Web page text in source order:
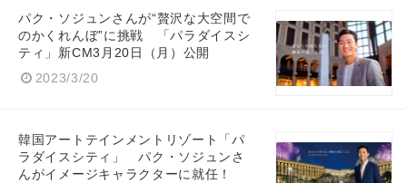
パク・ソジュンさんが“贅沢な大空間で
のかくれんぼ”に挑戦 「パラダイスシ
ティ」新CM3月20日（月）公開
2023/3/20
韓国アートテインメントリゾート「パ
ラダイスシティ」 パク・ソジュンさ
んがイメージキャラクターに就任！